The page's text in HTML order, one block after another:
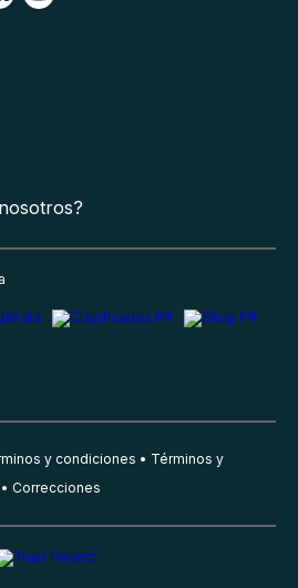
y condiciones
Términos y
Correcciones